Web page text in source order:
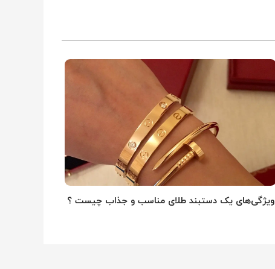
ویژگی‌های یک دستبند طلای مناسب و جذاب چیست ؟